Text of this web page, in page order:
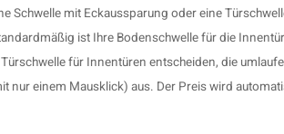
Schwelle mit Eckaussparung oder eine
ist Ihre Bodenschwelle für die
für Innentüren entscheiden, die
nur einem Mausklick) aus. Der Preis wird